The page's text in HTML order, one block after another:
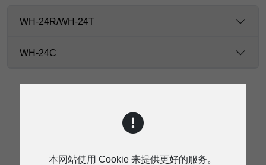
WH-24R/WH-24T
WH-24C
下载
本网站使用 Cookie 来提供更好的服务。